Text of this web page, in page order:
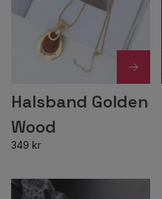
Halsband Golden
Wood
349 kr